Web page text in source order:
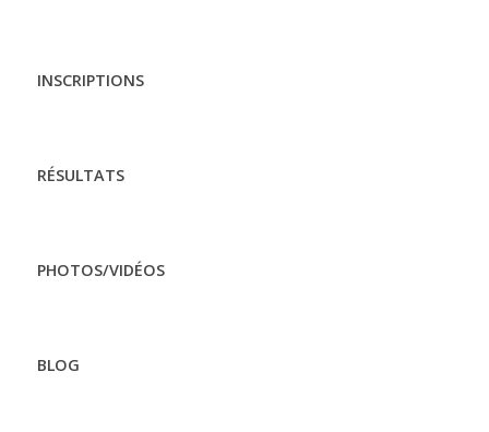
INSCRIPTIONS
RÉSULTATS
PHOTOS/VIDÉOS
BLOG